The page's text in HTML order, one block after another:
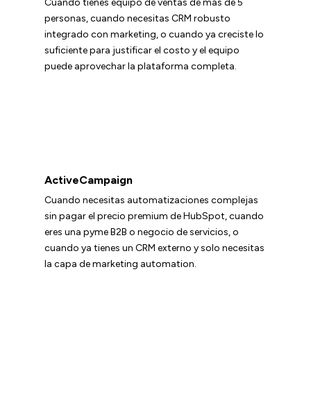
Cuando tienes equipo de ventas de más de 5
personas, cuando necesitas CRM robusto
integrado con marketing, o cuando ya creciste lo
suficiente para justificar el costo y el equipo
puede aprovechar la plataforma completa.
ActiveCampaign
Cuando necesitas automatizaciones complejas
sin pagar el precio premium de HubSpot, cuando
eres una pyme B2B o negocio de servicios, o
cuando ya tienes un CRM externo y solo necesitas
la capa de marketing automation.